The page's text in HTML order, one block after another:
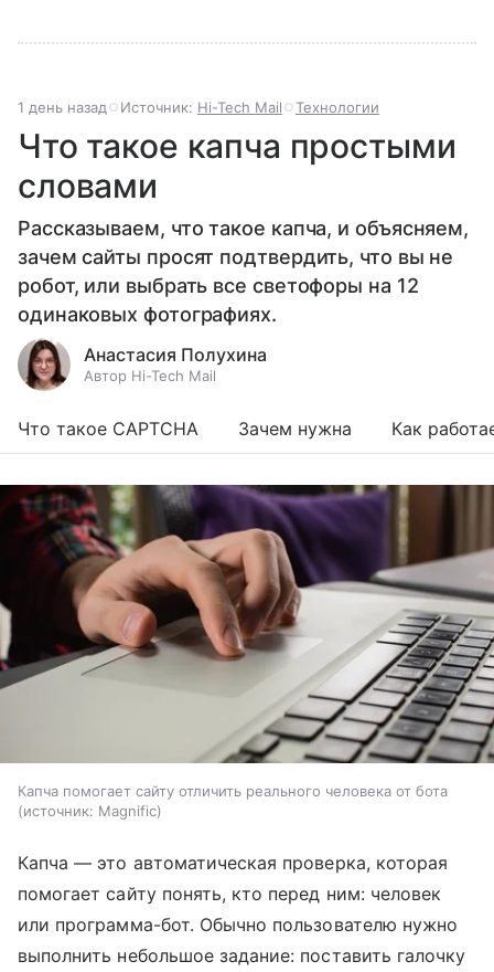
1 день назад Источник: Hi-Tech Mail Технологии
Что такое капча простыми
словами
Рассказываем, что такое капча, и объясняем,
зачем сайты просят подтвердить, что вы не
робот, или выбрать все светофоры на 12
одинаковых фотографиях.
Анастасия Полухина
Автор Hi-Tech Mail
Что такое CAPTCHA Зачем нужна Как
Капча помогает сайту отличить реального человека от бота
источник: Magnific
Капча — это автоматическая проверка, которая
помогает сайту понять, кто перед ним: человек
или программа-бот. Обычно пользователю нужно
выполнить небольшое задание: поставить галочку